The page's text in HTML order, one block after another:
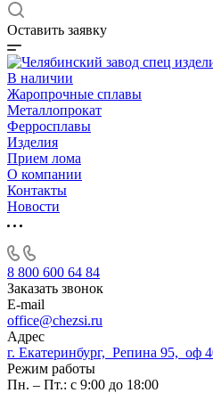
Оставить заявку
В наличии
Жаропрочные сплавы
Металлопрокат
Ферросплавы
Изделия
Прием лома
О компании
Контакты
Новости
8 800 600 64 84
Заказать звонок
E-mail
office@chezsi.ru
Адрес
г. Екатеринбург, Репина 95, оф
Режим работы
Пн. – Пт.: с 9:00 до 18:00